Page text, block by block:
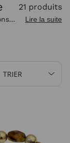
21 produits
Lire la suite
TRIER